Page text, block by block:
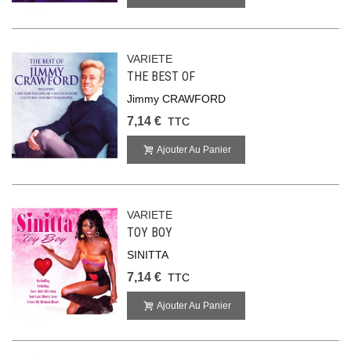
VARIETE
THE BEST OF
Jimmy CRAWFORD
7,14 € TTC
Ajouter Au Panier
VARIETE
TOY BOY
SINITTA
7,14 € TTC
Ajouter Au Panier